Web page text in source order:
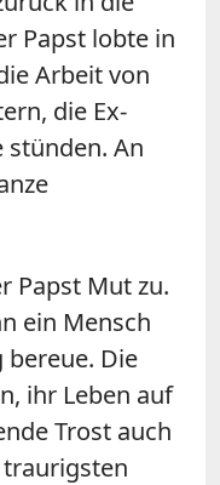
Papst lobte in
Arbeit von
die Ex-
stünden. An
Papst Mut zu.
ein Mensch
bereue. Die
ihr Leben auf
Trost auch